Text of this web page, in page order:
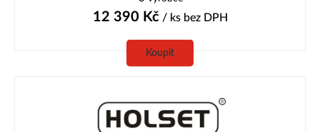
12 390 Kč/ ks bez DPH
Koupit